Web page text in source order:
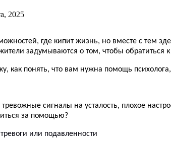
2025
где кипит жизнь, но вместе с тем
задумываются о том, чтобы обратиться
как понять, что вам нужна помощь
сигналы на усталость, плохое
за помощью?
или подавленности